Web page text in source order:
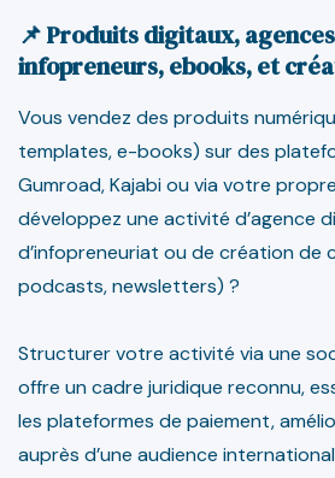
📌 Produits digitaux,
infopreneurs, ebooks, et
Vous vendez des produits
templates, e-books) sur des
Gumroad, Kajabi ou via votre
développez une activité d’agence
d’infopreneuriat ou de création de
podcasts, newsletters) ?
Structurer votre activité via une
offre un cadre juridique reconnu,
les plateformes de paiement,
auprès d’une audience